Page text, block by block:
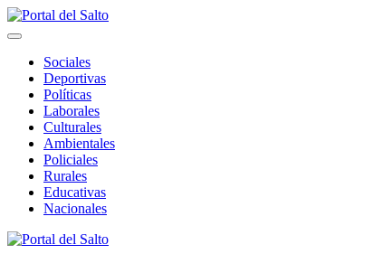
Skip
to
Portal del Salto
Sociales
Deportivas
Políticas
Laborales
Culturales
Ambientales
Policiales
Rurales
Educativas
Nacionales